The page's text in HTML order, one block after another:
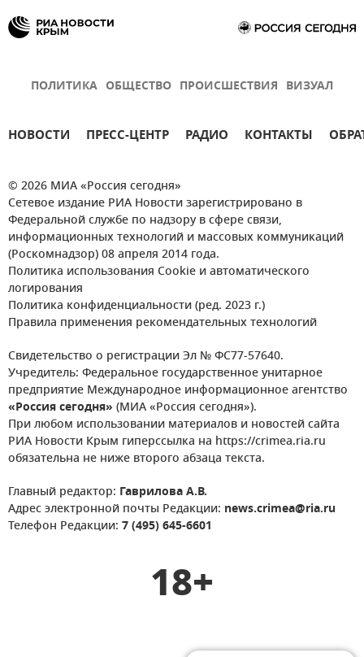
ПОЛИТИКА ОБЩЕСТВО ПРОИСШЕСТВИЯ ВИЗУАЛ
НОВОСТИ ПРЕСС-ЦЕНТР РАДИО КОНТАКТЫ
© 2026 МИА «Россия сегодня»
Сетевое издание РИА Новости зарегистрировано в
Федеральной службе по надзору в сфере связи,
информационных технологий и массовых коммуникаций
(Роскомнадзор) 08 апреля 2014 года.
Политика использования Cookie и автоматического
логирования
Политика конфиденциальности (ред. 2023 г.)
Правила применения рекомендательных технологий
Свидетельство о регистрации Эл № ФС77-57640.
Учредитель: Федеральное государственное унитарное
предприятие Международное информационное агентство
«Россия сегодня» (МИА «Россия сегодня»).
При любом использовании материалов и новостей сайта
РИА Новости Крым гиперссылка на https://crimea.ria.ru
обязательна не ниже второго абзаца текста.
Главный редактор: Гаврилова А.В.
Адрес электронной почты Редакции: news.crimea@ria.ru
Телефон Редакции: 7 (495) 645-6601
18+